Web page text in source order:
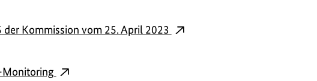
Kommission vom 25. April 2023
Monitoring